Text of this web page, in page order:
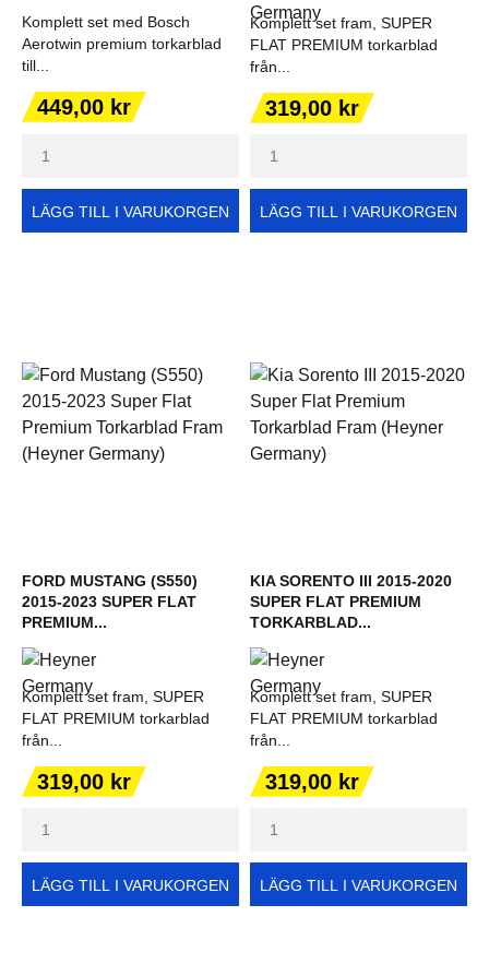
Komplett set med Bosch
Aerotwin premium torkarblad
till...
Pris
449,00 kr
LÄGG TILL I VARUKORGEN
Komplett set fram, SUPER
FLAT PREMIUM torkarblad
från...
Pris
319,00 kr
LÄGG TILL I VARUKORGEN
FORD MUSTANG (S550)
2015-2023 SUPER FLAT
PREMIUM...
Komplett set fram, SUPER
FLAT PREMIUM torkarblad
från...
Pris
319,00 kr
LÄGG TILL I VARUKORGEN
KIA SORENTO III 2015-2020
SUPER FLAT PREMIUM
TORKARBLAD...
Komplett set fram, SUPER
FLAT PREMIUM torkarblad
från...
Pris
319,00 kr
LÄGG TILL I VARUKORGEN